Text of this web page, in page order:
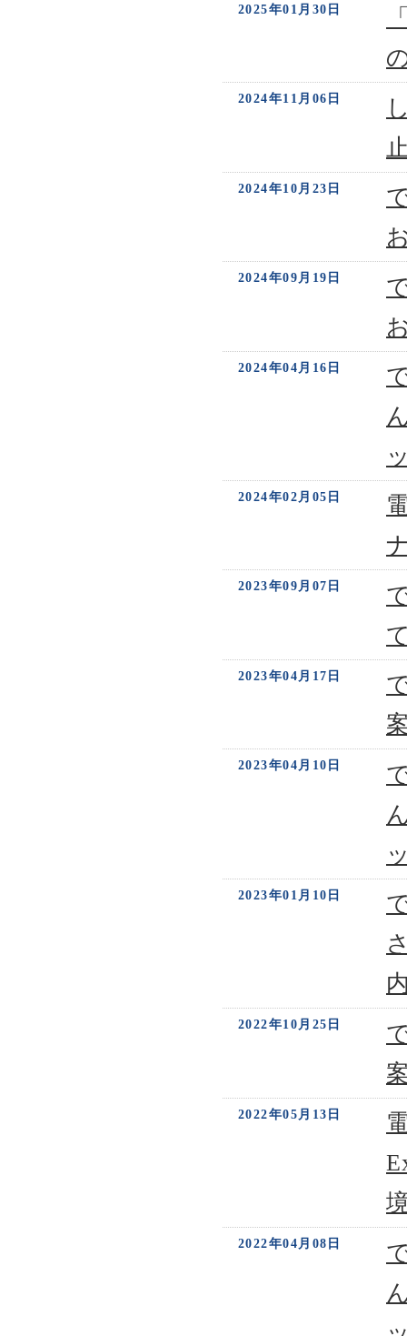
2025年01月30日
2024年11月06日
2024年10月23日
2024年09月19日
2024年04月16日
2024年02月05日
2023年09月07日
2023年04月17日
2023年04月10日
2023年01月10日
2022年10月25日
2022年05月13日
2022年04月08日